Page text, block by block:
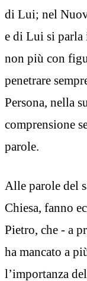
di Lui; nel
e di Lui si parla
non più con
penetrare
Persona, nella
comprensione
parole.
Alle parole del
Chiesa, fanno
Pietro, che - a
ha mancato a
l’importanza